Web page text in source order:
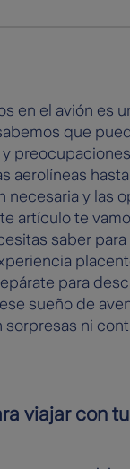
en el avión es
que
aerolíneas
necesaria y las
artículo te
saber
para
sueño de
sorpresas ni
viajar con